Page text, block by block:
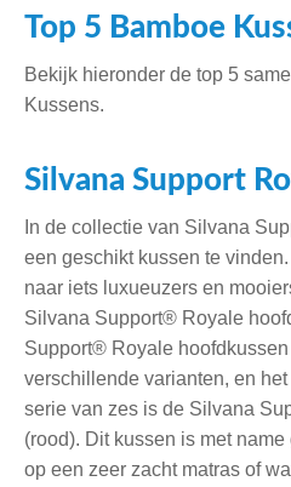
Top 5 Bamboe
Bekijk hieronder de top 5
Kussens.
Silvana Support
In de collectie van Silvana
een geschikt kussen te
naar iets luxueuzers en
Silvana Support® Royale
Support® Royale
verschillende varianten, en
serie van zes is de Silvana
(rood). Dit kussen is met
op een zeer zacht matras of